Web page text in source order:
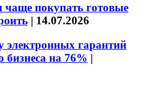
покупать готовые
| 14.07.2026
гарантий
бизнеса на 76% |